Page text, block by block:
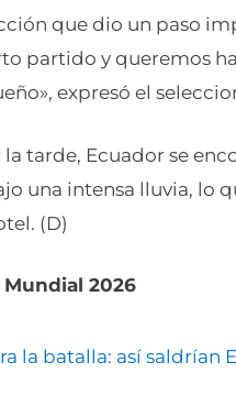
que dio un paso
partido y queremos
expresó el
la tarde, Ecuador se
una intensa lluvia, lo
(D)
2026
la batalla: así saldrían